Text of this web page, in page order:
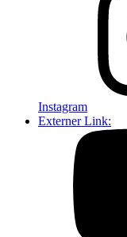
Instagram
Externer Link: